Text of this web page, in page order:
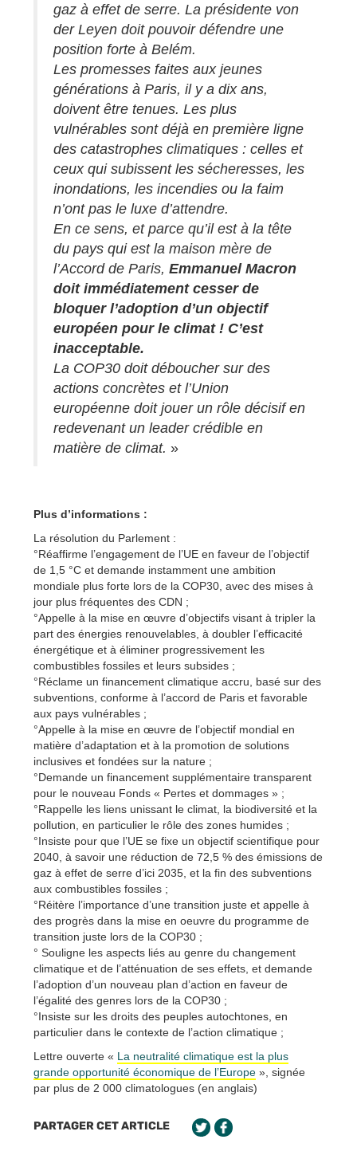
gaz à effet de serre. La présidente von
der Leyen doit pouvoir défendre une
position forte à Belém.
Les promesses faites aux jeunes
générations à Paris, il y a dix ans,
doivent être tenues. Les plus
vulnérables sont déjà en première ligne
des catastrophes climatiques : celles et
ceux qui subissent les sécheresses, les
inondations, les incendies ou la faim
n’ont pas le luxe d’attendre.
En ce sens, et parce qu’il est à la tête
du pays qui est la maison mère de
l’Accord de Paris, Emmanuel Macron
doit immédiatement cesser de
bloquer l’adoption d’un objectif
européen pour le climat ! C’est
inacceptable.
La COP30 doit déboucher sur des
actions concrètes et l’Union
européenne doit jouer un rôle décisif en
redevenant un leader crédible en
matière de climat. »
Plus d’informations :
La résolution du Parlement :
°Réaffirme l’engagement de l’UE en faveur de l’objectif
de 1,5 °C et demande instamment une ambition
mondiale plus forte lors de la COP30, avec des mises à
jour plus fréquentes des CDN ;
°Appelle à la mise en œuvre d’objectifs visant à tripler la
part des énergies renouvelables, à doubler l’efficacité
énergétique et à éliminer progressivement les
combustibles fossiles et leurs subsides ;
°Réclame un financement climatique accru, basé sur des
subventions, conforme à l’accord de Paris et favorable
aux pays vulnérables ;
°Appelle à la mise en œuvre de l’objectif mondial en
matière d’adaptation et à la promotion de solutions
inclusives et fondées sur la nature ;
°Demande un financement supplémentaire transparent
pour le nouveau Fonds « Pertes et dommages » ;
°Rappelle les liens unissant le climat, la biodiversité et la
pollution, en particulier le rôle des zones humides ;
°Insiste pour que l’UE se fixe un objectif scientifique pour
2040, à savoir une réduction de 72,5 % des émissions de
gaz à effet de serre d’ici 2035, et la fin des subventions
aux combustibles fossiles ;
°Réitère l’importance d’une transition juste et appelle à
des progrès dans la mise en oeuvre du programme de
transition juste lors de la COP30 ;
° Souligne les aspects liés au genre du changement
climatique et de l’atténuation de ses effets, et demande
l’adoption d’un nouveau plan d’action en faveur de
l’égalité des genres lors de la COP30 ;
°Insiste sur les droits des peuples autochtones, en
particulier dans le contexte de l’action climatique ;
Lettre ouverte « La neutralité climatique est la plus
grande opportunité économique de l’Europe », signée
par plus de 2 000 climatologues (en anglais)
PARTAGER CET ARTICLE